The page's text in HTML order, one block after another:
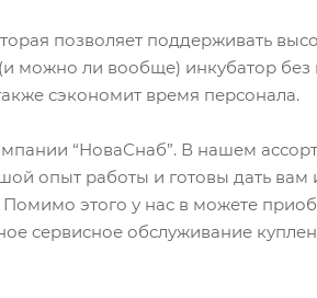
позволяет поддерживать
можно ли вообще) инкубатор
сэкономит время персонала.
“НоваСнаб”. В нашем
опыт работы и готовы дать
этого у нас в можете
сервисное обслуживание